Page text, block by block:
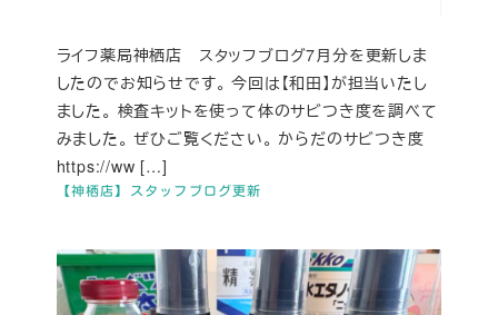
【神栖店】スタッフブログ更新
ライフ薬局神栖店 スタッフブログ7月分を更新しま
したのでお知らせです。 今回は【和田】が担当いたし
ました。 検査キットを使って体のサビつき度を調べて
みました。 ぜひご覧ください。 からだのサビつき度
https://ww […]